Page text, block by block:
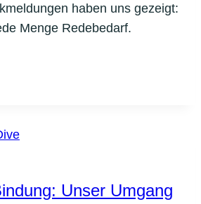
haben uns gezeigt:
Menge Redebedarf.
Unser Umgang